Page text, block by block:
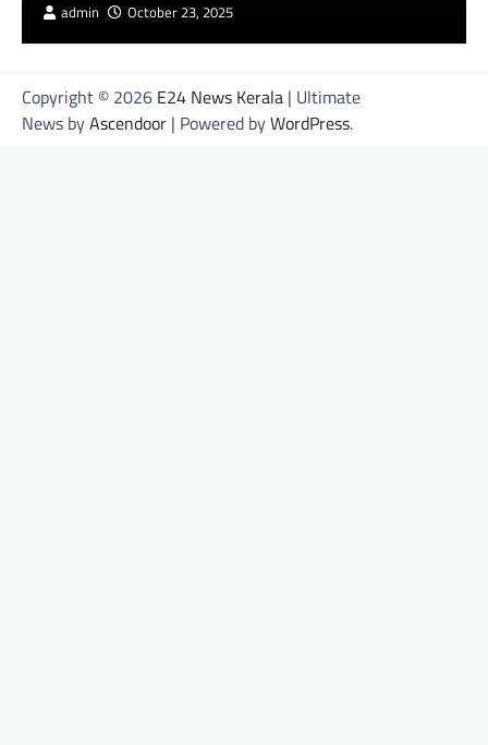
admin October 23, 2025
Copyright © 2026 E24 News Kerala | Ultimate
News byAscendoor | Powered byWordPress.